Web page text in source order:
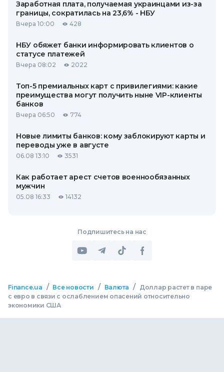
Заработная плата, получаемая украинцами из-за
границы, сократилась на 23,6% - НБУ
Вчера 10:00 428
НБУ обяжет банки информировать клиентов о
статусе платежей
Вчера 08:02 2022
Топ-5 премиальных карт с привилегиями: какие
преимущества могут получить ныне VIP-клиенты
банков
Вчера 06:50 774
Новые лимиты банков: кому заблокируют карты и
переводы уже в августе
06.08 13:10 3531
Как работает арест счетов военнообязанных
мужчин
05.08 16:33 14132
Подпишитесь на нас
Finance.ua / Все новости / Валюта /
Доллар растет в паре
с евро в связи с ослаблением опасений относительно
экономики США